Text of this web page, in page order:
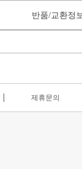
반품/교환정
제휴문의